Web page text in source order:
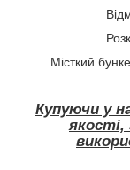
Місткий
Купуючи у
якості,